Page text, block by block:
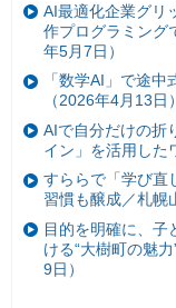
AI最適化企業グリ
作プログラミング
年5月7日）
「数学AI」で途
（2026年4月13日）
AIで自分だけの折
イン」を活用した
すららで「学び直
習慣も醸成／札幌
目的を明確に、
ける“大樹町の魅
9日）